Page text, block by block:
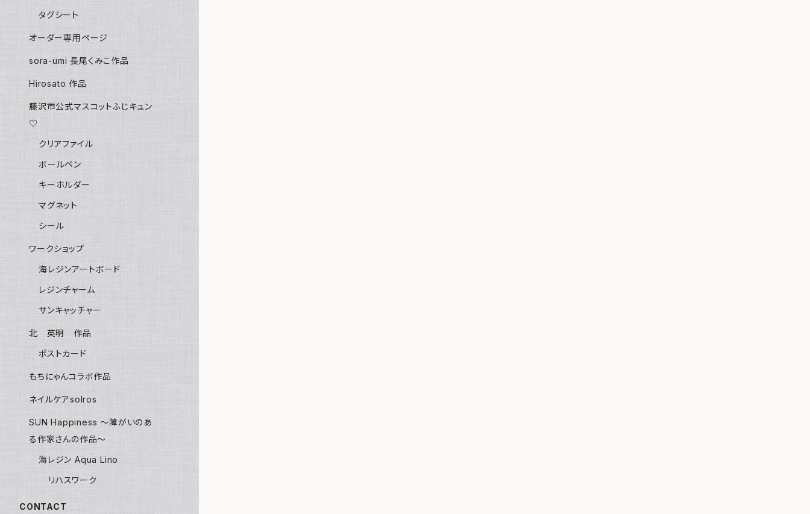
タグシート
オーダー専用ページ
sora-umi 長尾くみこ作品
Hirosato 作品
藤沢市公式マスコットふじキュン
♡
クリアファイル
ボールペン
キーホルダー
マグネット
シール
ワークショップ
海レジンアートボード
レジンチャーム
サンキャッチャー
北 英明 作品
ポストカード
もちにゃんコラボ作品
ネイルケアsolros
SUN Happiness ～障がいのあ
る作家さんの作品～
海レジン Aqua Lino
リハスワーク
CONTACT